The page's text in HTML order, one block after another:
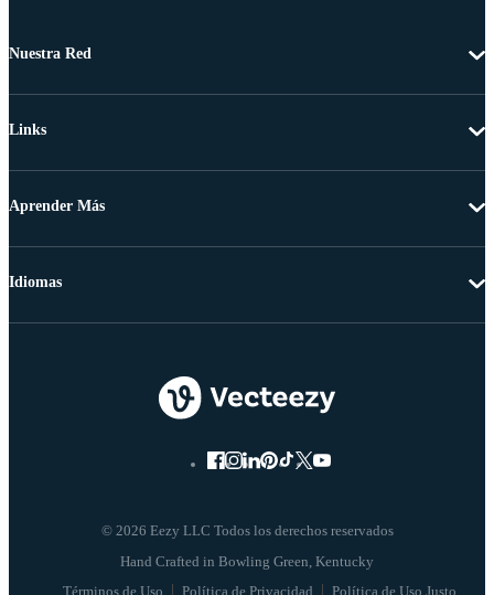
Nuestra Red
Links
Aprender Más
© 2026 Eezy LLC Todos los derechos reservados
Términos de Uso Política de Privacidad Política de Uso Justo
Idiomas